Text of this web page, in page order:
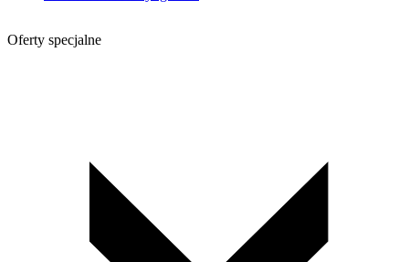
Oferty specjalne